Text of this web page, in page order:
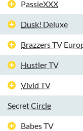
PassieXXX
Dusk! Deluxe
Brazzers TV
Hustler TV
Vivid TV
Secret Circle
Babes TV